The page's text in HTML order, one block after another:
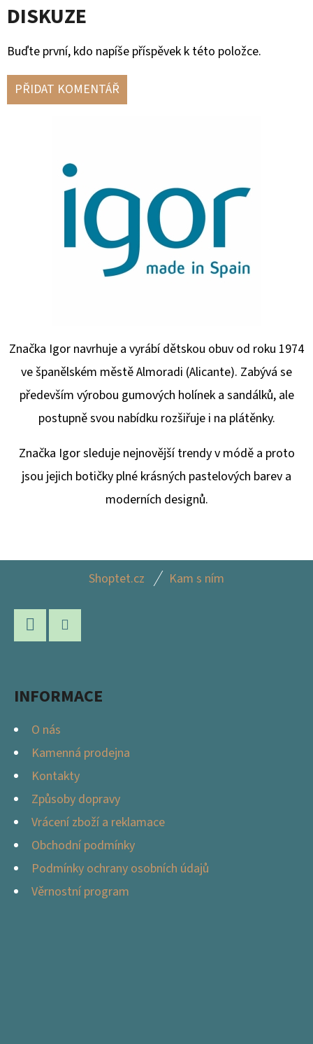
DISKUZE
Buďte první, kdo napíše příspěvek k této položce.
PŘIDAT KOMENTÁŘ
Značka Igor navrhuje a vyrábí dětskou obuv od roku 1974
ve španělském městě Almoradi (Alicante). Zabývá se
především výrobou gumových holínek a sandálků, ale
postupně svou nabídku rozšiřuje i na plátěnky.
Značka Igor sleduje nejnovější trendy v módě a proto
jsou jejich botičky plné krásných pastelových barev a
moderních designů.
Shoptet.cz Kam s ním
INFORMACE
O nás
Kamenná prodejna
Kontakty
Způsoby dopravy
Vrácení zboží a reklamace
Obchodní podmínky
Podmínky ochrany osobních údajů
Věrnostní program